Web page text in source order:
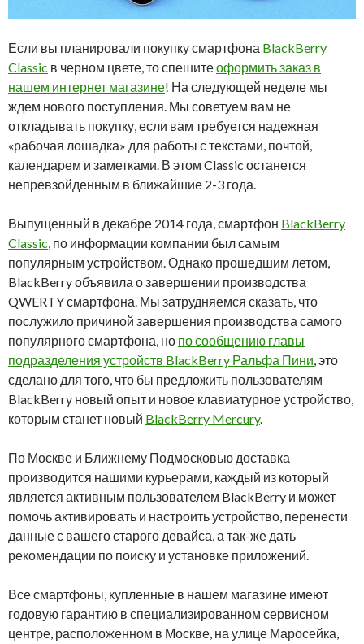
Если вы планировали покупку смартфона BlackBerry
Classic в черном цвете, то спешитеоформить заказ в
нашем интернет магазине! На следующей неделе мы
ждем нового поступления. Мы советуем вам не
откладывать покупку, если вам требуется надежная
«рабочая лошадка» для работы с текстами, почтой,
календарем и заметками. В этом Classic останется
непревзойденным в ближайшие 2-3 года.
Выпущенный в декабре 2014 года, смартфон BlackBerry
Classic, по информации компании был самым
популярным устройством. Однако прошедшим летом,
BlackBerry объявила о завершении производства
QWERTY смартфона. Мы затрудняемся сказать, что
послужило причиной завершения производства самого
популярного смартфона, но по сообщению главы
подразделения устройств BlackBerry Ральфа Пини, это
сделано для того, что бы предложить пользователям
BlackBerry новый опыт и новое клавиатурное устройство,
которым станет новый BlackBerry Mercury.
По Москве и Ближнему Подмосковью доставка
производится нашими курьерами, каждый из который
является активным пользователем BlackBerry и может
помочь активировать и настроить устройство, перенести
данные с вашего старого девайса, а так-же дать
рекомендации по поиску и установке приложений.
Все смартфоны, купленные в нашем магазине имеют
годовую гарантию в специализированном сервисном
центре, расположенном в Москве, на улице Маросейка,